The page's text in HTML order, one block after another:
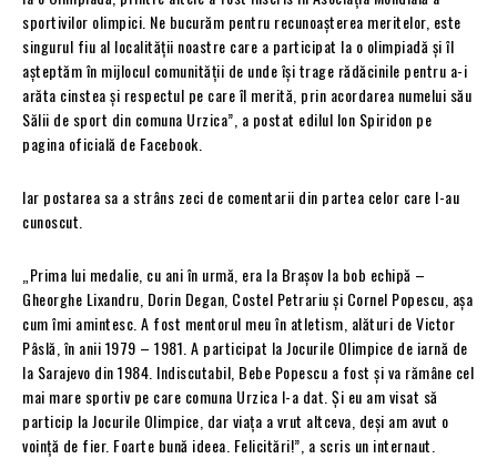
sportivilor olimpici. Ne bucurăm pentru recunoașterea meritelor, este
singurul fiu al localității noastre care a participat la o olimpiadă și îl
așteptăm în mijlocul comunității de unde își trage rădăcinile pentru a-i
arăta cinstea și respectul pe care îl merită, prin acordarea numelui său
Sălii de sport din comuna Urzica”, a postat edilul Ion Spiridon pe
pagina oficială de Facebook.
Iar postarea sa a strâns zeci de comentarii din partea celor care l-au
cunoscut.
„Prima lui medalie, cu ani în urmă, era la Brașov la bob echipă –
Gheorghe Lixandru, Dorin Degan, Costel Petrariu și Cornel Popescu, așa
cum îmi amintesc. A fost mentorul meu în atletism, alături de Victor
Pâslă, în anii 1979 – 1981. A participat la Jocurile Olimpice de iarnă de
la Sarajevo din 1984. Indiscutabil, Bebe Popescu a fost și va rămâne cel
mai mare sportiv pe care comuna Urzica l-a dat. Și eu am visat să
particip la Jocurile Olimpice, dar viața a vrut altceva, deși am avut o
voință de fier. Foarte bună ideea. Felicitări!”, a scris un internaut.